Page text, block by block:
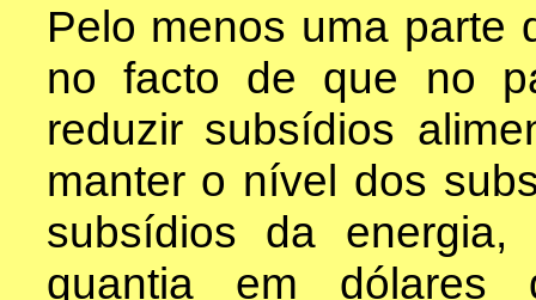
Pelo menos uma parte
no facto de que no
reduzir subsídios
manter o nível dos
subsídios da
quantia em